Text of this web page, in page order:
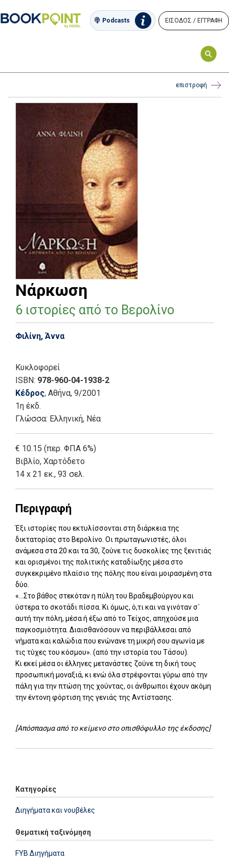
Podcasts ΕΙΣΟΔΟΣ / ΕΓΓΡΑΦΗ
επιστροφή
Νάρκωση
6 ιστορίες από το Βερολίνο
Φιλίνη, Άννα
Κυκλοφορεί
ISBN: 978-960-04-1938-2
Κέδρος, Αθήνα, 9/2001
1η έκδ.
Γλώσσα: Ελληνική, Νέα
€ 10.15 (περ. ΦΠΑ 6%)
Βιβλίο, Χαρτόδετο
14 x 21 εκ., 93 σελ.
Περιγραφή
Έξι ιστορίες που εκτυλίσσονται στη διάρκεια της
δικτατορίας στο Βερολίνο. Οι πρωταγωνιστές, όλοι
ανάμεσα στα 20 και τα 30, ζούνε τις δυσκολίες της ξενιτιάς
και ορισμένοι της πολιτικής καταδίωξης μέσα στο
συγκεκριμένο πλαίσιο της πόλης που είναι μοιρασμένη στα
δύο.
«...Στο βάθος στεκόταν η πύλη του Βραδεμβούργου και
ύστερα το σκοτάδι πίσσα. Κι όμως, ό,τι και να γινόταν σ`
αυτή την πόλη, μέσα ή έξω από το Τείχος, απηχούσε μια
παγκοσμιότητα. Διαισθανόσουν να περιβάλλεσαι από
νήματα και καλώδια που ενώνανε τη μικρή σου αγωνία με
τις τύχες του κόσμου». (από την ιστορία του Τάσου).
Κι εκεί μέσα οι έλληνες μετανάστες ζούνε τη δική τους
προσωπική μοναξιά, κι ενώ όλα στρέφονται γύρω από την
πάλη για την πτώση της χούντας, οι άνθρωποι έχουν ακόμη
την έντονη φόρτιση της γενιάς της Αντίστασης.
[Απόσπασμα από το κείμενο στο οπισθόφυλλο της έκδοσης]
Κατηγορίες
Διηγήματα και νουβέλες
Θεματική ταξινόμηση
FYB Διηγήματα